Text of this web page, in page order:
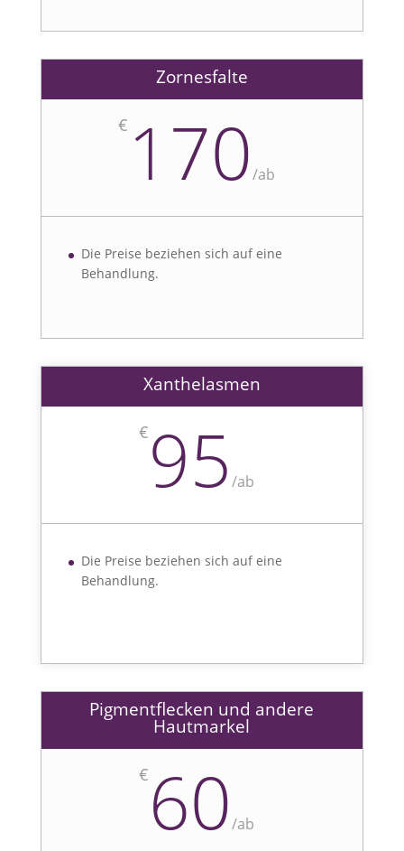
Zornesfalte
€ 170/ab
Die Preise beziehen sich auf eine
Behandlung.
Xanthelasmen
€ 95/ab
Die Preise beziehen sich auf eine
Behandlung.
Pigmentflecken und andere
Hautmarkel
€ 60/ab